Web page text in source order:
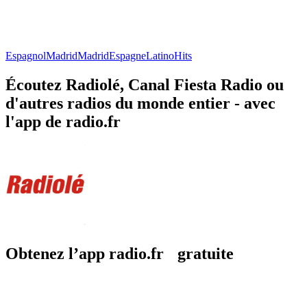
EspagnolMadridMadridEspagneLatinoHits
Écoutez Radiolé, Canal Fiesta Radio ou
d'autres radios du monde entier - avec
l'app de radio.fr
Obtenez l’app radio.fr gratuite